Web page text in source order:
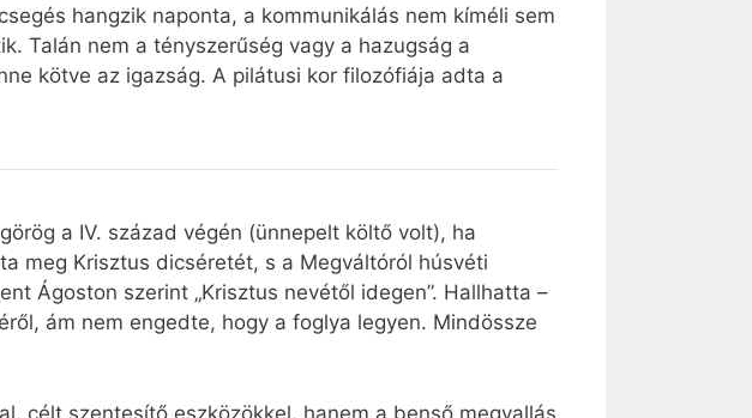
hangzik naponta, a kommunikálás nem kíméli sem
Talán nem a tényszerűség vagy a hazugság a
kötve az igazság. A pilátusi kor filozófiája adta a
a IV. század végén (ünnepelt költő volt), ha
meg Krisztus dicséretét, s a Megváltóról húsvéti
Ágoston szerint „Krisztus nevétől idegen”. Hallhatta –
ám nem engedte, hogy a foglya legyen. Mindössze
célt szentesítő eszközökkel, hanem a benső megvallás